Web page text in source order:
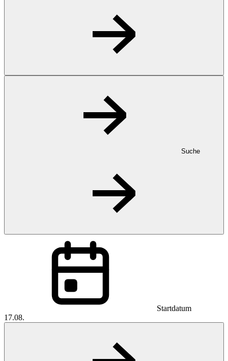
Suche
Startdatum
17.08.